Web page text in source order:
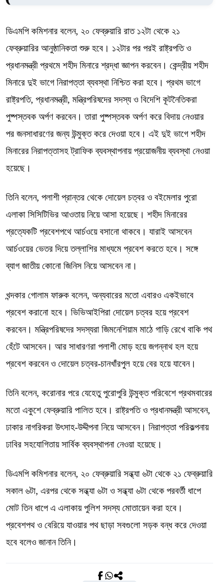
ডিএমপি কমিশনার বলেন, ২০ ফেব্রুয়ারি রাত ১২টা থেকে ২১
ফেব্রুয়ারির আনুষ্ঠানিকতা শুরু হবে। ১২টার পর পরই রাষ্ট্রপতি ও
প্রধানমন্ত্রী প্রথমে শহীদ মিনারে শ্রদ্ধা জ্ঞাপন করবেন। কেন্দ্রীয় শহীদ
মিনারে দুই ভাগে নিরাপত্তা ব্যবস্থা নিশ্চিত করা হবে। প্রথম ভাগে
রাষ্ট্রপতি, প্রধানমন্ত্রী, মন্ত্রিপরিষদের সদস্য ও বিদেশি কূটনৈতিকরা
পুষ্পস্তবক অর্পণ করবেন। তারা পুষ্পস্তবক অর্পণ করে বিদায় নেওয়ার
পর জনসাধারণের জন্য উন্মুক্ত করে দেওয়া হবে। এই দুই ভাগে শহীদ
মিনারের নিরাপত্তাসহ ট্রাফিক ব্যবস্থাপনায় প্রয়োজনীয় ব্যবস্থা নেওয়া
হয়েছে।
তিনি বলেন, পলাশী প্রান্তর থেকে দোয়েল চত্বর ও বইমেলার পুরো
এলাকা সিসিটিভির আওতায় নিয়ে আসা হয়েছে। শহীদ মিনারের
প্রত্যেকটি প্রবেশপথে আর্চওয়ে বসানো থাকবে। যারাই আসবেন
আর্চওয়ের ভেতর দিয়ে তল্লাশির মাধ্যমে প্রবেশ করতে হবে। সঙ্গে
ব্যাগ জাতীয় কোনো জিনিস নিয়ে আসবেন না।
খন্দকার গোলাম ফারুক বলেন, অন্যবারের মতো এবারও একইভাবে
প্রবেশ করানো হবে। ভিভিআইপিরা দোয়েল চত্বর হয়ে প্রবেশ
করবেন। মন্ত্রিপরিষদের সদস্যরা জিমনেশিয়াম মাঠে গাড়ি রেখে বাকি পথ
হেঁটে আসবেন। আর সাধারণরা পলাশী মোড় হয়ে জগন্নাথ হল হয়ে
প্রবেশ করবেন ও দোয়েল চত্বর-চানখাঁরপুল হয়ে বের হয়ে যাবেন।
তিনি বলেন, করোনার পরে যেহেতু পুরোপুরি উন্মুক্ত পরিবেশে প্রথমবারের
মতো একুশে ফেব্রুয়ারি পালিত হবে। রাষ্ট্রপতি ও প্রধানমন্ত্রী আসবেন,
ঢাকার নাগরিকরা উৎসাহ-উদ্দীপনা নিয়ে আসবেন। নিরাপত্তা পরিকল্পনায়
ঢাবির সহযোগিতায় সার্বিক ব্যবস্থাপনা নেওয়া হয়েছে।
ডিএমপি কমিশনার বলেন, ২০ ফেব্রুয়ারি সন্ধ্যা ৬টা থেকে ২১ ফেব্রুয়ারি
সকাল ৬টা, এরপর থেকে সন্ধ্যা ৬টা ও সন্ধ্যা ৬টা থেকে পরবর্তী ধাপে
মোট তিন ধাপে এ এলাকায় পুলিশ সদস্য মোতায়েন করা হবে।
প্রবেশপথ ও বেরিয়ে যাওয়ার পথ ছাড়া সবগুলো সড়ক বন্ধ করে দেওয়া
হবে বলেও জানান তিনি।